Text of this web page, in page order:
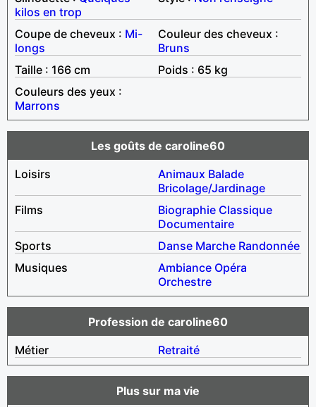
kilos en trop
Coupe de cheveux : Mi-
longs
Couleur des cheveux :
Bruns
Taille : 166 cm
Poids : 65 kg
Couleurs des yeux :
Marrons
Les goûts de caroline60
Loisirs
Animaux Balade
Bricolage/Jardinage
Films
Biographie Classique
Documentaire
Sports
Danse Marche Randonnée
Musiques
Ambiance Opéra
Orchestre
Profession de caroline60
Métier
Retraité
Plus sur ma vie